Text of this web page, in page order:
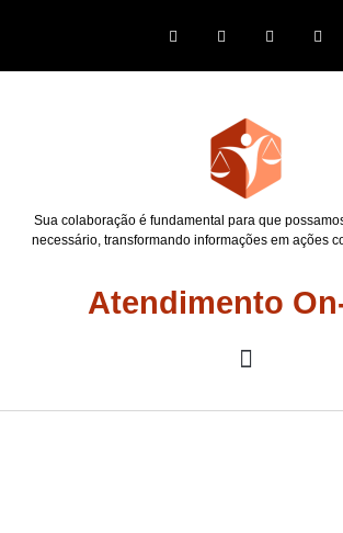
Sua colaboração é fundamental para que
necessário, transformando informações em ações
Atendimento